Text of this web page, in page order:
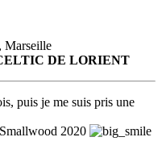
Marseille
DE LORIENT
puis je me suis pris une
2020